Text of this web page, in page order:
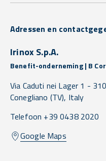
Adressen en
Irinox S.p.A.
Benefit-onderneming | B
Via Caduti nei Lager 1 -
Conegliano (TV), Italy
Telefoon +39 0438 2020
Google Maps